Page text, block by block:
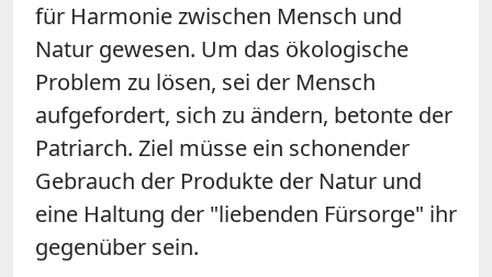
für Harmonie zwischen Mensch und
Natur gewesen. Um das ökologische
Problem zu lösen, sei der Mensch
aufgefordert, sich zu ändern, betonte der
Patriarch. Ziel müsse ein schonender
Gebrauch der Produkte der Natur und
eine Haltung der "liebenden Fürsorge" ihr
gegenüber sein.